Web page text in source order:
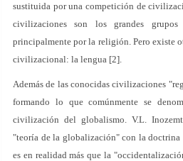
sustituida por una competición de
civilizaciones son los grandes
principalmente por la religión. Pero existe
civilizacional: la lengua [2].
Además de las conocidas civilizaciones
formando lo que comúnmente se
civilización del globalismo. V.L.
"teoría de la globalización" con la
es en realidad más que la